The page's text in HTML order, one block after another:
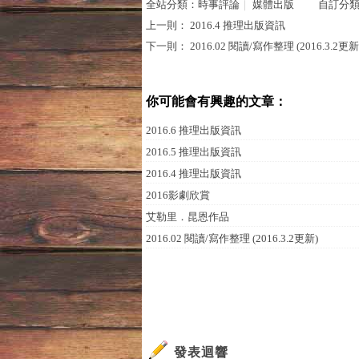
全站分類： 時事評論 媒體出版 自訂分類
上一則： 2016.4 推理出版資訊
下一則： 2016.02 閱讀/寫作整理 (2016.3.2更
你可能會有興趣的文章：
2016.6 推理出版資訊
2016.5 推理出版資訊
2016.4 推理出版資訊
2016影劇欣賞
艾勒里．昆恩作品
2016.02 閱讀/寫作整理 (2016.3.2更新)
發表迴響